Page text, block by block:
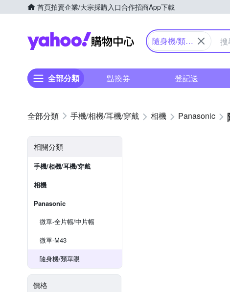
首頁拍賣企業/大宗採購入口合作招商App下載
Yahoo購物中心
隨身機/類單
全部分類 點換券 登記送
手機/相機/耳機/穿戴 相機 Panasonic
相關分類
手機/相機/耳機/穿戴
相機
Panasonic
微單-全片幅/中片幅
微單-M43
隨身機/類單眼
價格